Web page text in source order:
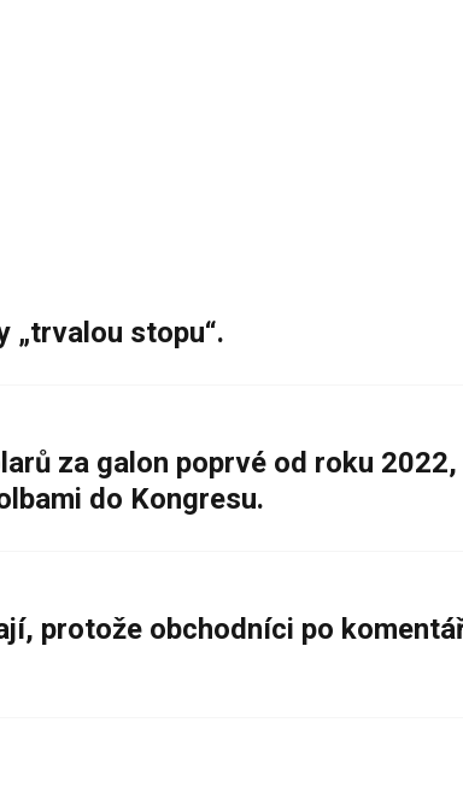
„trvalou stopu“.
za galon poprvé od roku
do Kongresu.
protože obchodníci po